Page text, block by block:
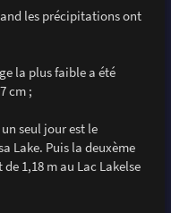
les précipitations ont
la plus faible a été
cm ;
seul jour est le
Lake. Puis la deuxème
1,18 m au Lac Lakelse